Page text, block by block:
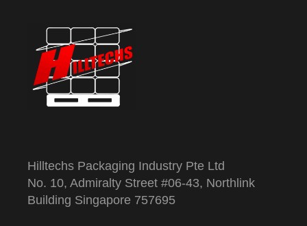
Hilltechs Packaging Industry Pte Ltd
No. 10, Admiralty Street #06-43, Northlink
Building Singapore 757695